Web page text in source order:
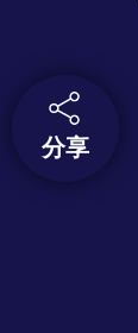
分享